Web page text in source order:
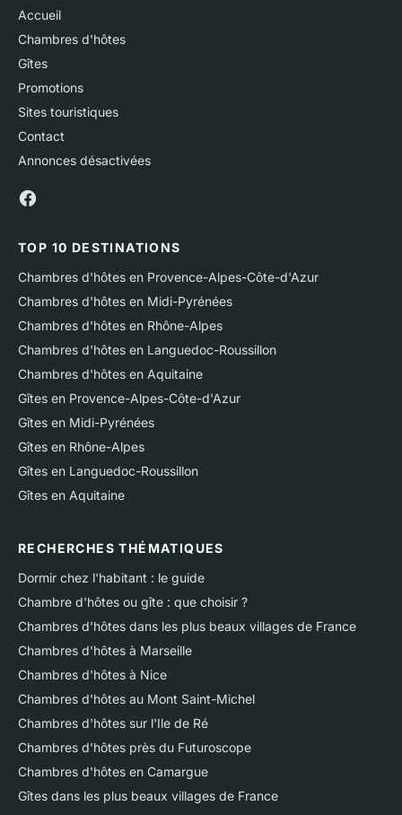
Accueil
Chambres d'hôtes
Gîtes
Promotions
Sites touristiques
Contact
Annonces désactivées
TOP 10 DESTINATIONS
Chambres d'hôtes en Provence-Alpes-Côte-d'Azur
Chambres d'hôtes en Midi-Pyrénées
Chambres d'hôtes en Rhône-Alpes
Chambres d'hôtes en Languedoc-Roussillon
Chambres d'hôtes en Aquitaine
Gîtes en Provence-Alpes-Côte-d'Azur
Gîtes en Midi-Pyrénées
Gîtes en Rhône-Alpes
Gîtes en Languedoc-Roussillon
Gîtes en Aquitaine
RECHERCHES THÉMATIQUES
Dormir chez l'habitant : le guide
Chambre d'hôtes ou gîte : que choisir ?
Chambres d'hôtes dans les plus beaux villages de France
Chambres d'hôtes à Marseille
Chambres d'hôtes à Nice
Chambres d'hôtes au Mont Saint-Michel
Chambres d'hôtes sur l'Ile de Ré
Chambres d'hôtes près du Futuroscope
Chambres d'hôtes en Camargue
Gîtes dans les plus beaux villages de France